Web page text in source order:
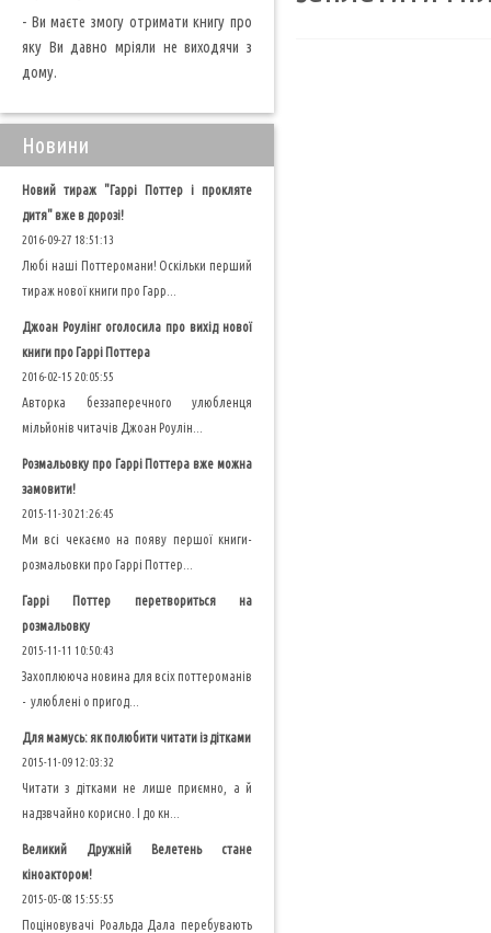
- Ви маєте змогу отримати книгу про
яку Ви давно мріяли не виходячи з
дому.
Новини
Новий тираж "Гаррі Поттер і прокляте
дитя" вже в дорозі!
2016-09-27 18:51:13
Любі наші Поттеромани! Оскільки перший
тираж нової книги про Гарр...
Джоан Роулінг оголосила про вихід нової
книги про Гаррі Поттера
2016-02-15 20:05:55
Авторка беззаперечного улюбленця
мільйонів читачів Джоан Роулін...
Розмальовку про Гаррі Поттера вже можна
замовити!
2015-11-30 21:26:45
Ми всі чекаємо на появу першої книги-
розмальовки про Гаррі Поттер...
Гаррі Поттер перетвориться на
розмальовку
2015-11-11 10:50:43
Захоплююча новина для всіх поттероманів
- улюблені о пригод...
Для мамусь: як полюбити читати із дітками
2015-11-09 12:03:32
Читати з дітками не лише приємно, а й
надзвчайно корисно. І до кн...
Великий Дружній Велетень стане
кіноактором!
2015-05-08 15:55:55
Поціновувачі Роальда Дала перебувають